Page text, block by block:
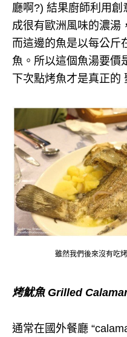
廳啊?) 結果廚師利用
成很有歐洲風味的濃湯
而這邊的魚是以每公斤
魚。所以這個魚湯要價
下次點烤魚才是真正的
雖然我們後來沒有吃
烤魷魚 Grilled
通常在國外餐廳